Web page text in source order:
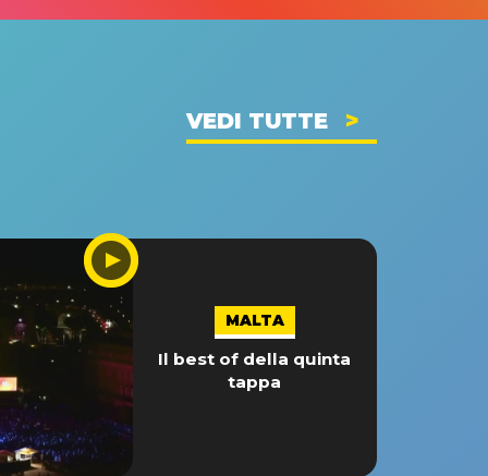
VEDI TUTTE
MALTA
Il best of della quinta
tappa